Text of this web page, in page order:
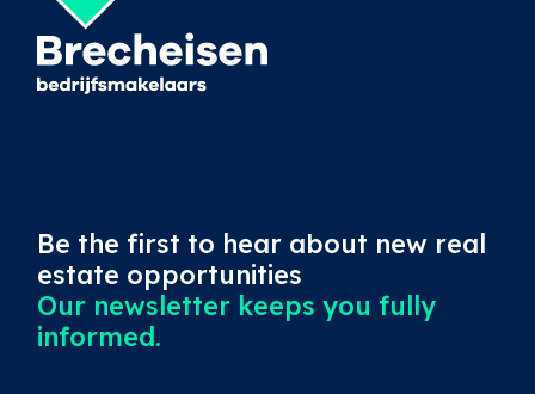
Be the first to hear about new real
estate opportunities
Our newsletter keeps you fully
informed.